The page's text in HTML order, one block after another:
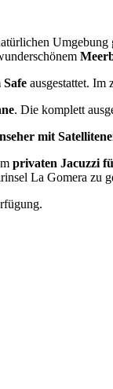
ausgestattet. Im
. Die komplett
mit
privaten Jacuzzi
La Gomera zu